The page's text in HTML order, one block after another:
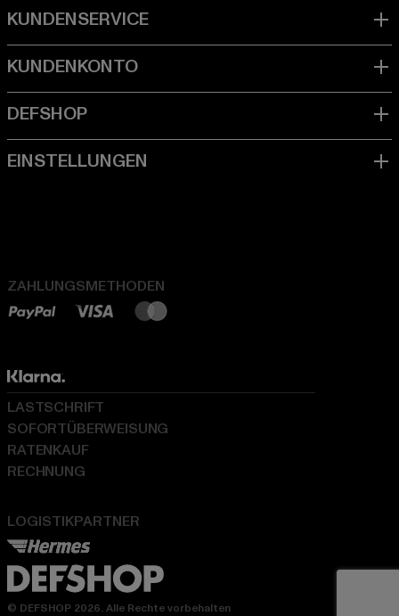
ZAHLUNGSMETHODEN
LOGISTIKPARTNER
LASTSCHRIFT
SOFORTÜBERWEISUNG
RATENKAUF
RECHNUNG
© DEFSHOP 2026. Alle Rechte vorbehalten